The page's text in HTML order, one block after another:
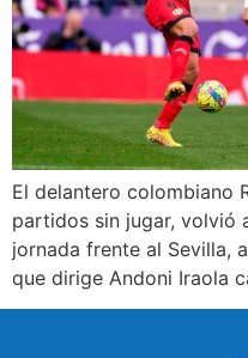
El delantero colombiano
partidos sin jugar, volvió
jornada frente al Sevilla,
que dirige Andoni Iraola